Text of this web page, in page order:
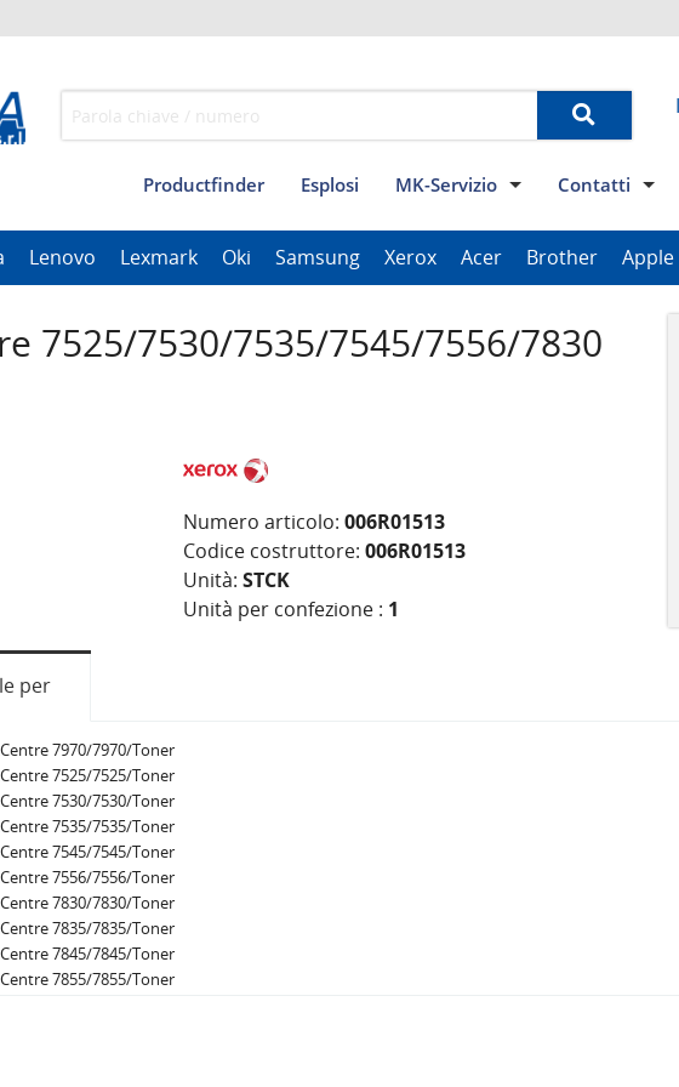
Productfinder Esplosi MK-Servizio
Condizioni generaliPrivacy Dati Aziendali
Contatti
modulo di
Lenovo Lexmark Oki Samsung Xerox Acer Brother Apple
7525/7530/7535/7545/7556/7830
Numero articolo: 006R01513
Codice costruttore: 006R01513
Unità: STCK
Unità per confezione : 1
per
7970/7970/Toner
7525/7525/Toner
7530/7530/Toner
7535/7535/Toner
7545/7545/Toner
7556/7556/Toner
7830/7830/Toner
7835/7835/Toner
7845/7845/Toner
7855/7855/Toner